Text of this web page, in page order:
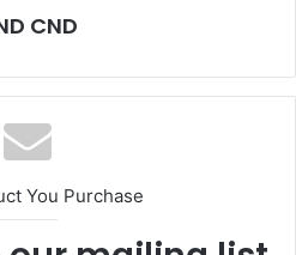
CND
You Purchase